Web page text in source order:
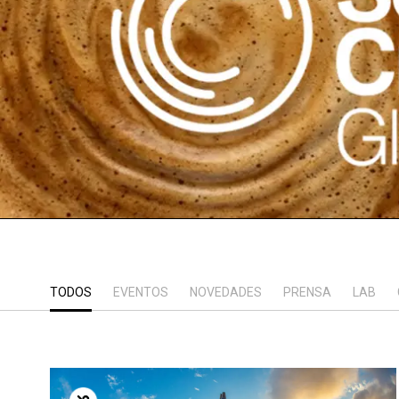
TODOS EVENTOS NOVEDADES PRENSA LAB